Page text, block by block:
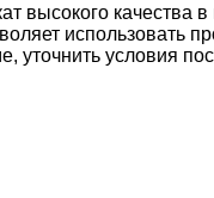
высокого
использовать
условия